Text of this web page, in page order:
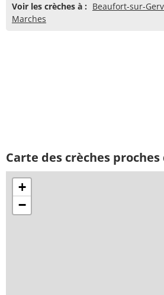
Voir les crèches à : Beaufort-sur-
Marches
Carte des crèches
+
−